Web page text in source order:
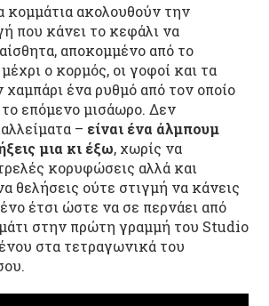
κομμάτια ακολουθούν την
που κάνει το κεφάλι να
αποκομμένο από το
ο κορμός, οι γοφοί και τα
χαμπάρι ένα ρυθμό από τον οποίο
επόμενο μισάωρο. Δεν
– είναι ένα άλμπουμ
μια κι έξω, χωρίς να
κορυφώσεις αλλά και
θελήσεις ούτε στιγμή να κάνεις
έτσι ώστε να σε περνάει από
στην πρώτη γραμμή του Studio
στα τετραγωνικά του